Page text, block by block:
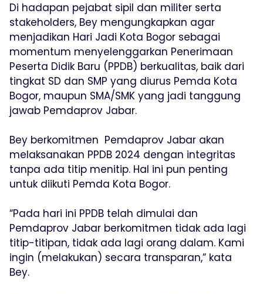
Di hadapan pejabat sipil dan militer serta
stakeholders, Bey mengungkapkan agar
menjadikan Hari Jadi Kota Bogor sebagai
momentum menyelenggarkan Penerimaan
Peserta Didik Baru (PPDB) berkualitas, baik dari
tingkat SD dan SMP yang diurus Pemda Kota
Bogor, maupun SMA/SMK yang jadi tanggung
jawab Pemdaprov Jabar.
Bey berkomitmen Pemdaprov Jabar akan
melaksanakan PPDB 2024 dengan integritas
tanpa ada titip menitip. Hal ini pun penting
untuk diikuti Pemda Kota Bogor.
“Pada hari ini PPDB telah dimulai dan
Pemdaprov Jabar berkomitmen tidak ada lagi
titip-titipan, tidak ada lagi orang dalam. Kami
ingin (melakukan) secara transparan,” kata
Bey.